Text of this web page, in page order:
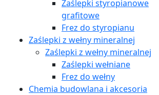
Zaślepki styropianowe
grafitowe
Frez do styropianu
Zaślepki z wełny mineralnej
Zaślepki z wełny mineralnej
Zaślepki wełniane
Frez do wełny
Chemia budowlana i akcesoria